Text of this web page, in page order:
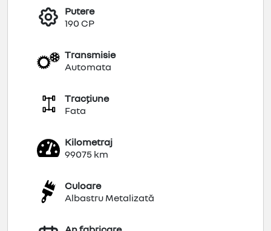
Putere
190 CP
Transmisie
Automata
Tracțiune
Fata
Kilometraj
99075 km
Culoare
Albastru Metalizată